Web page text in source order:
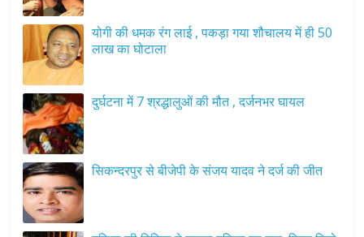
योगी की धमक रंग लाई , पकड़ा गया शौचालय में ही 50
लाख का घोटाला
दुर्घटना में 7 श्रद्धालुओं की मौत , दर्जनभर घायल
सिकन्दरपुर से बीजेपी के संजय यादव ने दर्ज की जीत